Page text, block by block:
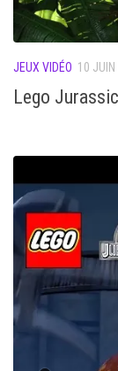
JEUX VIDÉO 10
Lego